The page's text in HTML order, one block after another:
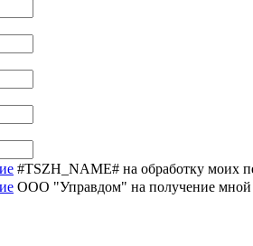
#TSZH_NAME# на обработку моих
ООО "Управдом" на получение мной